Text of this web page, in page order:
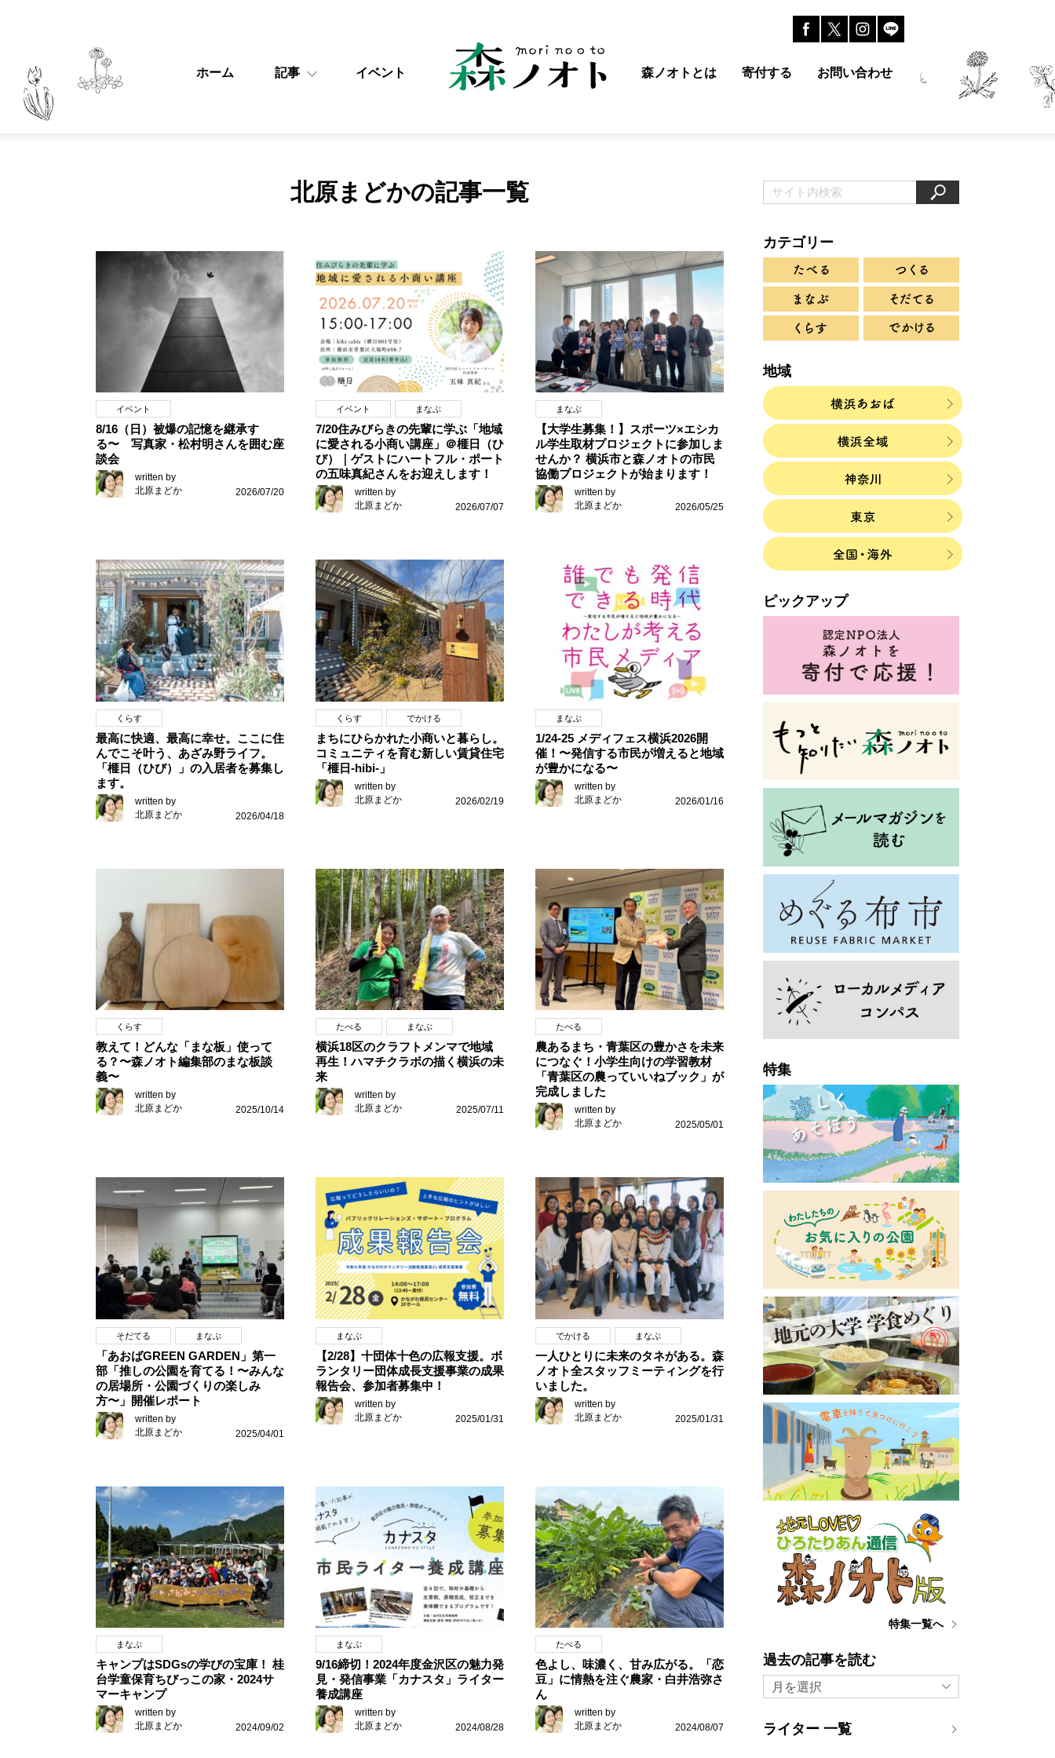
ホーム 記事 イベント 森ノオトとは 寄付する お問い合わせ
北原まどかの記事一覧
イベント
8/16（日）被爆の記憶を継承す
る〜 写真家・松村明さんを囲む座
談会
written by
北原まどか
2026/07/20
イベント まなぶ
7/20住みびらきの先輩に学ぶ「地域
に愛される小商い講座」＠榧日（ひ
び）｜ゲストにハートフル・ポート
の五味真紀さんをお迎えします！
written by
北原まどか
2026/07/07
まなぶ
【大学生募集！】スポーツ×エシカ
ル学生取材プロジェクトに参加しま
せんか？ 横浜市と森ノオトの市民
協働プロジェクトが始まります！
written by
北原まどか
2026/05/25
くらす
最高に快適、最高に幸せ。ここに住
んでこそ叶う、あざみ野ライフ。
「榧日（ひび）」の入居者を募集し
ます。
written by
北原まどか
2026/04/18
くらす でかける
まちにひらかれた小商いと暮らし。
コミュニティを育む新しい賃貸住宅
「榧日-hibi-」
written by
北原まどか
2026/02/19
まなぶ
1/24-25 メディフェス横浜2026開
催！〜発信する市民が増えると地域
が豊かになる〜
written by
北原まどか
2026/01/16
くらす
教えて！どんな「まな板」使って
る？〜森ノオト編集部のまな板談
義〜
written by
北原まどか
2025/10/14
たべる まなぶ
横浜18区のクラフトメンマで地域
再生！ハマチクラボの描く横浜の未
来
written by
北原まどか
2025/07/11
たべる
農あるまち・青葉区の豊かさを未来
につなぐ！小学生向けの学習教材
「青葉区の農っていいねブック」が
完成しました
written by
北原まどか
2025/05/01
そだてる まなぶ
「あおばGREEN GARDEN」第一
部「推しの公園を育てる！〜みんな
の居場所・公園づくりの楽しみ
方〜」開催レポート
written by
北原まどか
2025/04/01
まなぶ
【2/28】十団体十色の広報支援。ボ
ランタリー団体成長支援事業の成果
報告会、参加者募集中！
written by
北原まどか
2025/01/31
でかける まなぶ
一人ひとりに未来のタネがある。森
ノオト全スタッフミーティングを行
いました。
written by
北原まどか
2025/01/31
まなぶ
キャンプはSDGsの学びの宝庫！ 桂
台学童保育ちびっこの家・2024サ
マーキャンプ
written by
北原まどか
2024/09/02
まなぶ
9/16締切！2024年度金沢区の魅力発
見・発信事業「カナスタ」ライター
養成講座
written by
北原まどか
2024/08/28
たべる
色よし、味濃く、甘み広がる。「恋
豆」に情熱を注ぐ農家・白井浩弥さ
ん
written by
北原まどか
2024/08/07
カテゴリー
地域
ピックアップ
特集
特集一覧へ
過去の記事を読む
月を選択
ライター 一覧